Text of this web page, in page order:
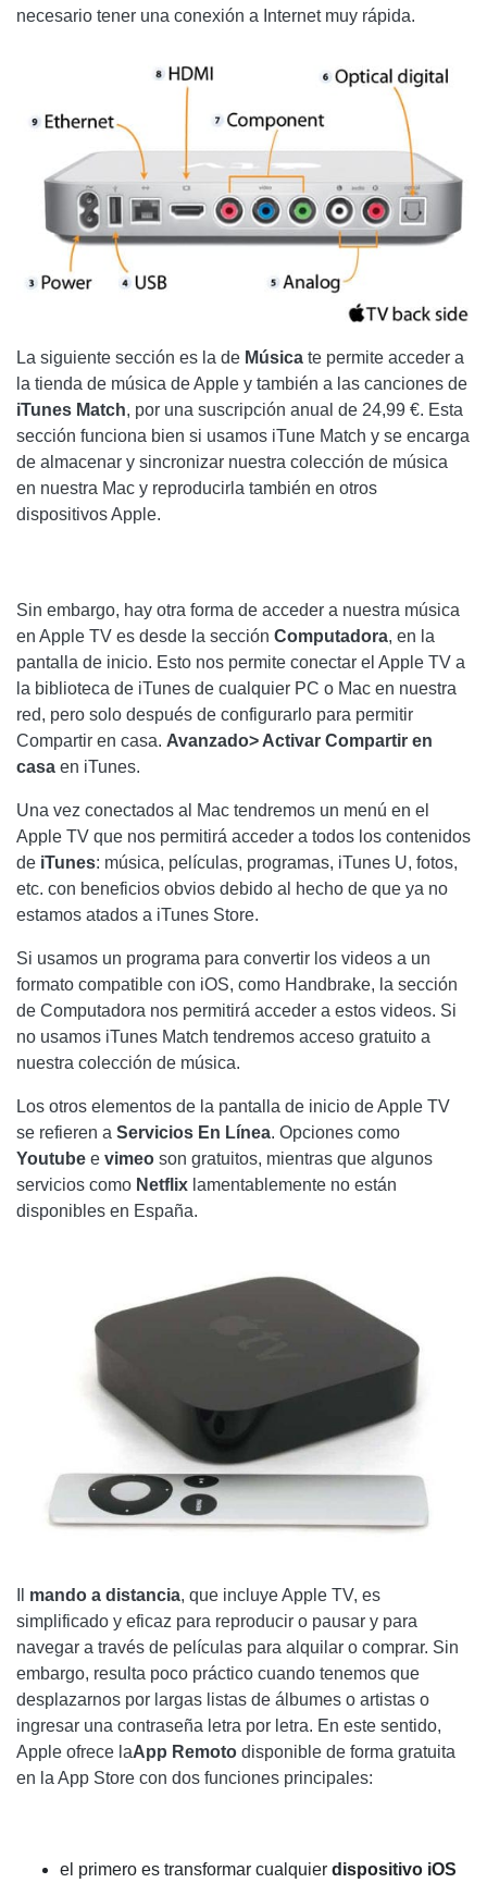
necesario tener una conexión a Internet muy rápida.
La siguiente sección es la de Música te permite acceder a
la tienda de música de Apple y también a las canciones de
iTunes Match, por una suscripción anual de 24,99 €. Esta
sección funciona bien si usamos iTune Match y se encarga
de almacenar y sincronizar nuestra colección de música
en nuestra Mac y reproducirla también en otros
dispositivos Apple.
Sin embargo, hay otra forma de acceder a nuestra música
en Apple TV es desde la sección Computadora, en la
pantalla de inicio. Esto nos permite conectar el Apple TV a
la biblioteca de iTunes de cualquier PC o Mac en nuestra
red, pero solo después de configurarlo para permitir
Compartir en casa. Avanzado> Activar Compartir en
casa en iTunes.
Una vez conectados al Mac tendremos un menú en el
Apple TV que nos permitirá acceder a todos los contenidos
de iTunes: música, películas, programas, iTunes U, fotos,
etc. con beneficios obvios debido al hecho de que ya no
estamos atados a iTunes Store.
Si usamos un programa para convertir los videos a un
formato compatible con iOS, como Handbrake, la sección
de Computadora nos permitirá acceder a estos videos. Si
no usamos iTunes Match tendremos acceso gratuito a
nuestra colección de música.
Los otros elementos de la pantalla de inicio de Apple TV
se refieren a Servicios En Línea. Opciones como
Youtube e vimeo son gratuitos, mientras que algunos
servicios como Netflix lamentablemente no están
disponibles en España.
mando a distancia, que incluye Apple TV, es
simplificado y eficaz para reproducir o pausar y para
navegar a través de películas para alquilar o comprar. Sin
embargo, resulta poco práctico cuando tenemos que
desplazarnos por largas listas de álbumes o artistas o
ingresar una contraseña letra por letra. En este sentido,
Apple ofrece laApp Remoto disponible de forma gratuita
en la App Store con dos funciones principales:
el primero es transformar cualquier dispositivo iOS